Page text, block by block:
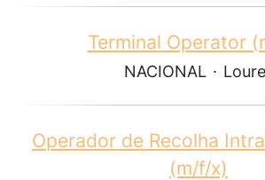
Terminal Operator
NACIONAL ·
Operador de Recolha
(m/f/x)